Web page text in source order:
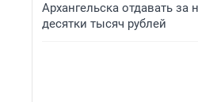
Архангельска отдавать за
десятки тысяч рублей